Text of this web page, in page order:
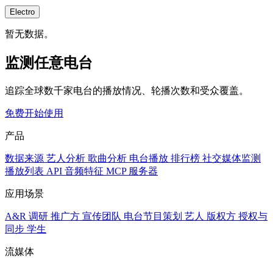
Electro
暂无数据。
监测任意电台
追踪全球数千家电台的播放情况、轮播次数和受众覆盖。
免费开始使用
产品
数据来源 艺人分析 歌曲分析 电台播放 排行榜 社交媒体监测
播放列表 API 音频特征 MCP 服务器
应用场景
A&R 调研 推广方 宣传团队 电台节目策划 艺人 版权方 授权与
同步 学生
流媒体